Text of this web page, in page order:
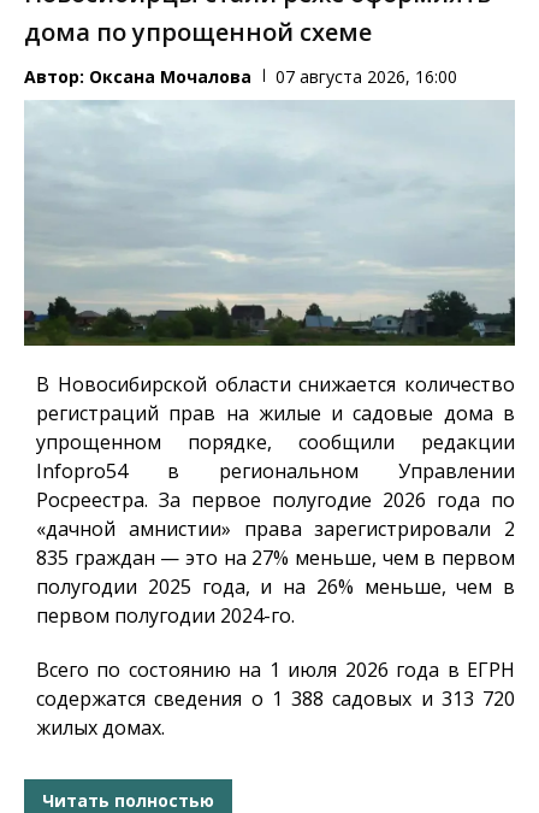
дома по упрощенной схеме
Автор: Оксана Мочалова 07 августа 2026, 16:00
В Новосибирской области снижается количество
регистраций прав на жилые и садовые дома в
упрощенном порядке, сообщили редакции
Infopro54в региональном Управлении
Росреестра. За первое полугодие 2026 года по
«дачной амнистии» права зарегистрировали 2
835 граждан — это на 27% меньше, чем в первом
полугодии 2025 года, и на 26% меньше, чем в
первом полугодии 2024-го.
Всего по состоянию на 1 июля 2026 года в ЕГРН
содержатся сведения о 1 388 садовых и 313 720
жилых домах.
Читать полностью